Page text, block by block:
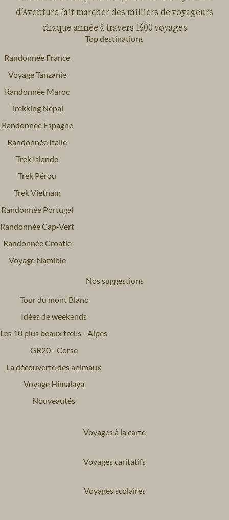
d'Aventure fait marcher des milliers de voyageurs
chaque année à travers 1600 voyages
Top destinations
Randonnée France
Voyage Tanzanie
Randonnée Maroc
Trekking Népal
Randonnée Espagne
Randonnée Italie
Trek Islande
Trek Pérou
Trek Vietnam
Randonnée Portugal
Randonnée Cap-Vert
Randonnée Croatie
Voyage Namibie
Nos suggestions
Tour du mont Blanc
Idées de weekends
Les 10 plus beaux treks - Alpes
GR20 - Corse
La découverte des animaux
Voyage Himalaya
Nouveautés
Voyages à la carte
Voyages caritatifs
Voyages scolaires